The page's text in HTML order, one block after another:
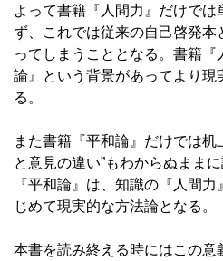
よって書籍『人間力』だけで
ず、これでは従来の自己啓発本
ってしまうこととなる。書籍
論』という背景があってより現
る。
また書籍『平和論』だけでは机
と意見の違い”もわからぬまま
『平和論』は、知識の『人間
じめて現実的な方法論となる。
本書を読み終える時にはこの意